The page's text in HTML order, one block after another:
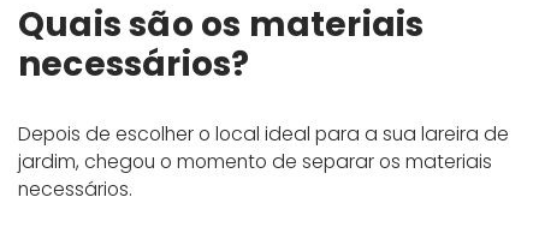
Quais são os materiais
necessários?
Depois de escolher o local ideal para a sua lareira de
jardim, chegou o momento de separar os materiais
necessários.